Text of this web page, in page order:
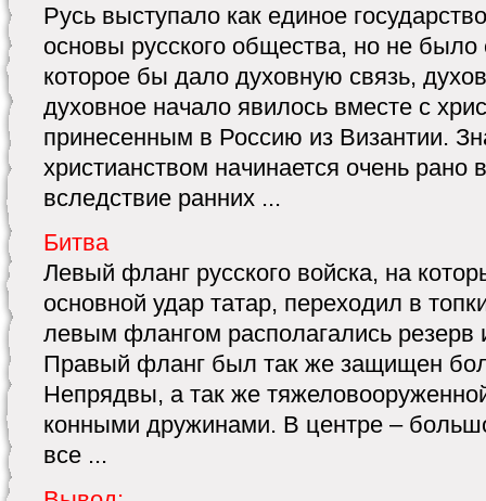
Русь выступало как единое
основы русского общества, но не
которое бы дало духовную связь,
духовное начало явилось вместе с
принесенным в Россию из Византии.
христианством начинается очень рано
вследствие ранних ...
Битва
Левый фланг русского войска, на
основной удар татар, переходил в
левым флангом располагались резерв
Правый фланг был так же защищен
Непрядвы, а так же
конными дружинами. В центре –
все ...